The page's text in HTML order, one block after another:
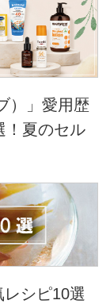
）」愛用歴
！夏のセル
シピ10選